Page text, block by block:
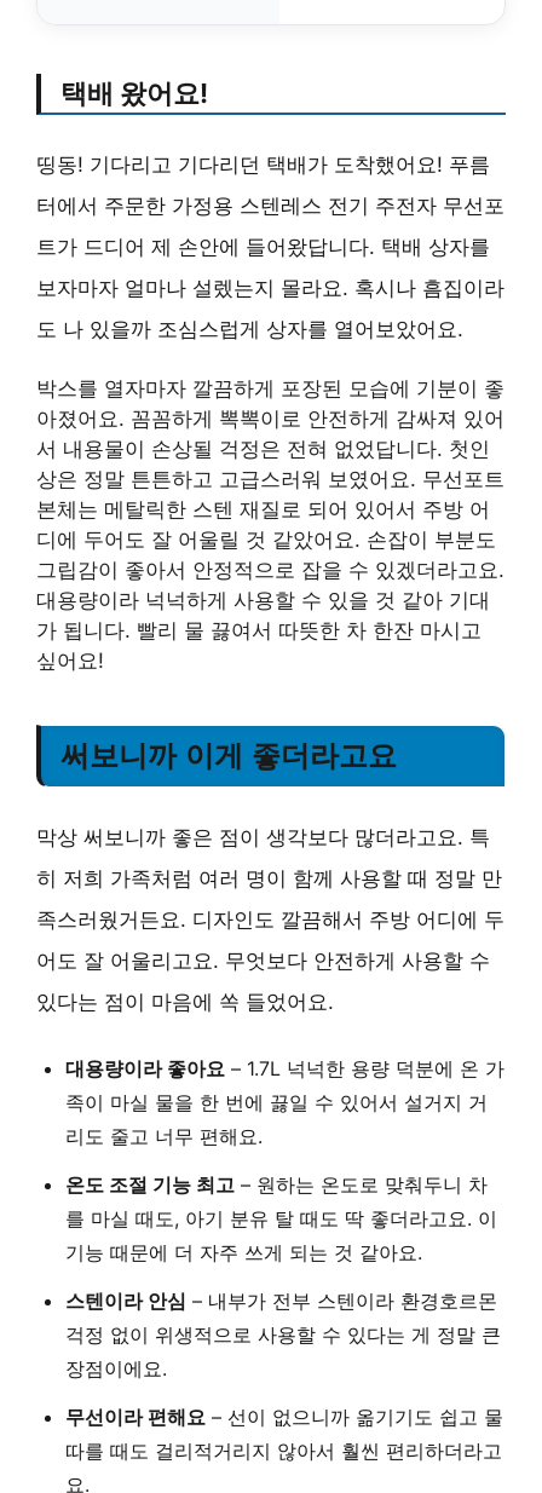
택배 왔어요!
띵동! 기다리고 기다리던 택배가 도착했어요! 푸름
터에서 주문한 가정용 스텐레스 전기 주전자 무선포
트가 드디어 제 손안에 들어왔답니다. 택배 상자를
보자마자 얼마나 설렜는지 몰라요. 혹시나 흠집이라
도 나 있을까 조심스럽게 상자를 열어보았어요.
박스를 열자마자 깔끔하게 포장된 모습에 기분이 좋
아졌어요. 꼼꼼하게 뽁뽁이로 안전하게 감싸져 있어
서 내용물이 손상될 걱정은 전혀 없었답니다. 첫인
상은 정말 튼튼하고 고급스러워 보였어요. 무선포트
본체는 메탈릭한 스텐 재질로 되어 있어서 주방 어
디에 두어도 잘 어울릴 것 같았어요. 손잡이 부분도
그립감이 좋아서 안정적으로 잡을 수 있겠더라고요.
대용량이라 넉넉하게 사용할 수 있을 것 같아 기대
가 됩니다. 빨리 물 끓여서 따뜻한 차 한잔 마시고
싶어요!
써보니까 이게 좋더라고요
막상 써보니까 좋은 점이 생각보다 많더라고요. 특
히 저희 가족처럼 여러 명이 함께 사용할 때 정말 만
족스러웠거든요. 디자인도 깔끔해서 주방 어디에 두
어도 잘 어울리고요. 무엇보다 안전하게 사용할 수
있다는 점이 마음에 쏙 들었어요.
대용량이라 좋아요 – 1.7L 넉넉한 용량 덕분에 온 가
족이 마실 물을 한 번에 끓일 수 있어서 설거지 거
리도 줄고 너무 편해요.
온도 조절 기능 최고 – 원하는 온도로 맞춰두니 차
를 마실 때도, 아기 분유 탈 때도 딱 좋더라고요. 이
기능 때문에 더 자주 쓰게 되는 것 같아요.
스텐이라 안심 – 내부가 전부 스텐이라 환경호르몬
걱정 없이 위생적으로 사용할 수 있다는 게 정말 큰
장점이에요.
무선이라 편해요 – 선이 없으니까 옮기기도 쉽고 물
따를 때도 걸리적거리지 않아서 훨씬 편리하더라고
요.